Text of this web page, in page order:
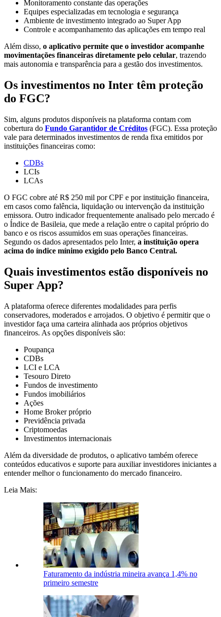
Monitoramento constante das operações
Equipes especializadas em tecnologia e segurança
Ambiente de investimento integrado ao Super App
Controle e acompanhamento das aplicações em tempo real
Além disso, o aplicativo permite que o investidor acompanhe
movimentações financeiras diretamente pelo celular, trazendo
mais autonomia e transparência para a gestão dos investimentos.
Os investimentos no Inter têm proteção
do FGC?
Sim, alguns produtos disponíveis na plataforma contam com
cobertura do Fundo Garantidor de Créditos (FGC). Essa proteção
vale para determinados investimentos de renda fixa emitidos por
instituições financeiras como:
CDBs
LCIs
LCAs
O FGC cobre até R$ 250 mil por CPF e por instituição financeira,
em casos como falência, liquidação ou intervenção da instituição
emissora. Outro indicador frequentemente analisado pelo mercado é
o Índice de Basileia, que mede a relação entre o capital próprio do
banco e os riscos assumidos em suas operações financeiras.
Segundo os dados apresentados pelo Inter, a instituição opera
acima do índice mínimo exigido pelo Banco Central.
Quais investimentos estão disponíveis no
Super App?
A plataforma oferece diferentes modalidades para perfis
conservadores, moderados e arrojados. O objetivo é permitir que o
investidor faça uma carteira alinhada aos próprios objetivos
financeiros. As opções disponíveis são:
Poupança
CDBs
LCI e LCA
Tesouro Direto
Fundos de investimento
Fundos imobiliários
Ações
Home Broker próprio
Previdência privada
Criptomoedas
Investimentos internacionais
Além da diversidade de produtos, o aplicativo também oferece
conteúdos educativos e suporte para auxiliar investidores iniciantes a
entender melhor o funcionamento do mercado financeiro.
Leia Mais:
Faturamento da indústria mineira avança 1,4% no
primeiro semestre